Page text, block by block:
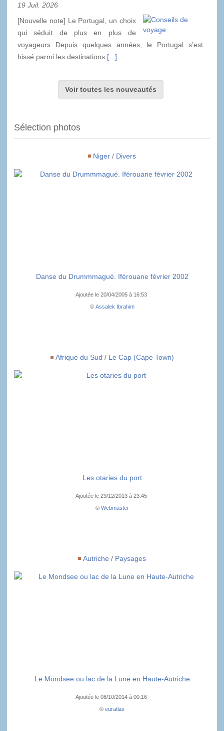
19 Juil. 2026
[Nouvelle note] Le Portugal, un choix
qui séduit de plus en plus de
voyageurs Depuis quelques années, le Portugal s’est
hissé parmi les destinations [...]
Voir toutes les nouveautés
Sélection photos
Niger / Divers
Danse du Drummmagué. Iférouane février 2002
Ajoutée le 20/04/2005 à 16:53
© Assalek Ibrahim
Afrique du Sud / Le Cap (Cape Town)
Les otaries du port
Ajoutée le 29/12/2013 à 23:45
© Webmaster
Autriche / Paysages
Le Mondsee ou lac de la Lune en Haute-Autriche
Ajoutée le 08/10/2014 à 00:16
© euratlas